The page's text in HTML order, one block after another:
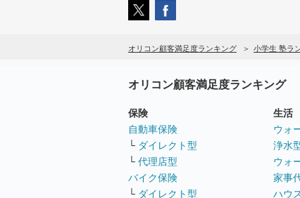
オリコン顧客満足度ランキング 小学生 塾ラ
オリコン顧客満足度ランキング
保険
自動車保険
└ ダイレクト型
└ 代理店型
バイク保険
└ ダイレクト型
生活
ウォ
浄水
ウォ
家事
ハウ